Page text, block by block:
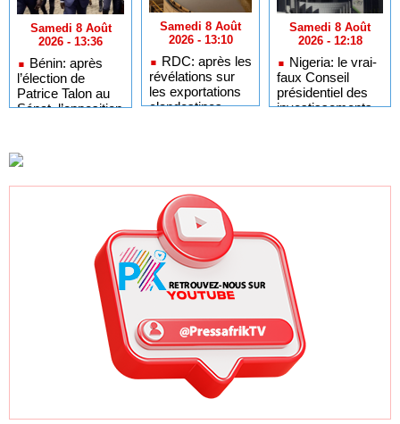
Samedi 8 Août
2026 - 13:36
Bénin: après
l’élection de
Patrice Talon au
Sénat, l’opposition
«pluralisme»
Samedi 8 Août
2026 - 13:10
RDC: après les
révélations sur
les exportations
clandestines
vérification
Samedi 8 Août
2026 - 12:18
Nigeria: le vrai-
faux Conseil
présidentiel des
investissements
un rapport